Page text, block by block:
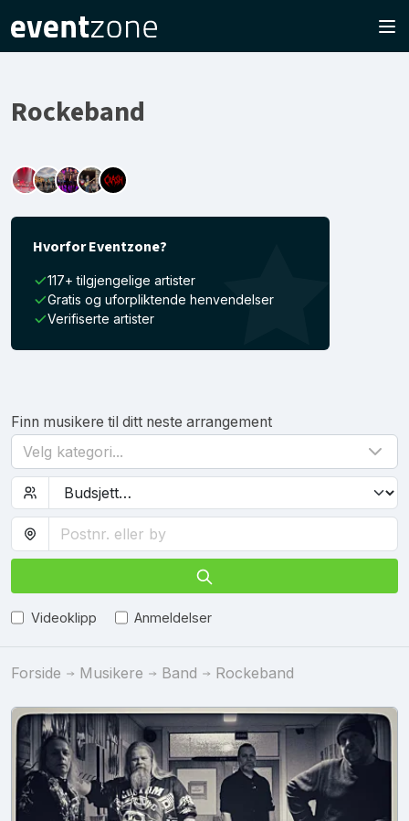
Rockeband
Hvorfor Eventzone?
117+ tilgjengelige artister
Gratis og uforpliktende henvendelser
Verifiserte artister
Finn musikere til ditt neste arrangement
Velg kategori...
Videoklipp Anmeldelser
Forside Musikere Band Rockeband